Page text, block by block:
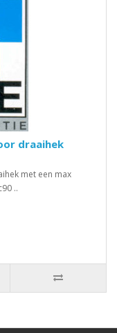
draaihek
met een max
..